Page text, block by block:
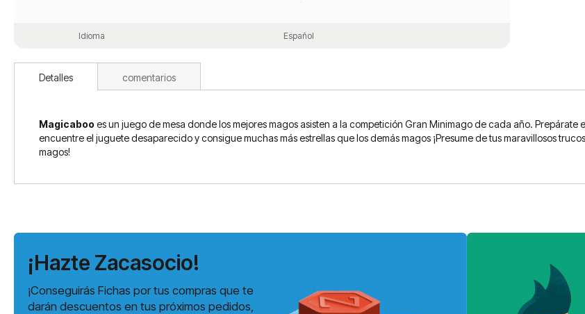
Idioma Español
Detalles
Magicaboo es un juego de mesa donde los mejores magos asisten a la competición Gran Minimago de cada año.
encuentre el juguete desaparecido y consigue muchas más estrellas que los demás magos ¡Presume de tus maravillosos
magos!
comentarios
¡Hazte Zacasocio!
¡Conseguirás Fichas por tus compras que te
darán descuentos en tus próximos pedidos,